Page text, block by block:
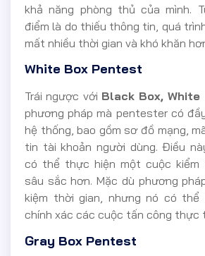
khả năng phòng thủ của mình.
điểm là do thiếu thông tin, quá
mất nhiều thời gian và khó khăn
White Box Pentest
Trái ngược với Black Box,
phương pháp mà pentester có
hệ thống, bao gồm sơ đồ mạng,
tin tài khoản người dùng. Điều
có thể thực hiện một cuộc kiểm
sâu sắc hơn. Mặc dù phương
kiệm thời gian, nhưng nó có thể
chính xác các cuộc tấn công thực
Gray Box Pentest